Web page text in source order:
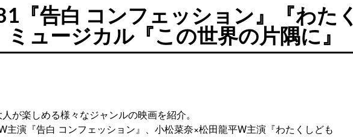
『告白 コンフェッション』『わたく
ュージカル『この世界の片隅に』
が楽しめる様々なジャンルの映画を紹介。
主演『告白 コンフェッション』、小松菜奈×松田龍平W主演『わたくしども